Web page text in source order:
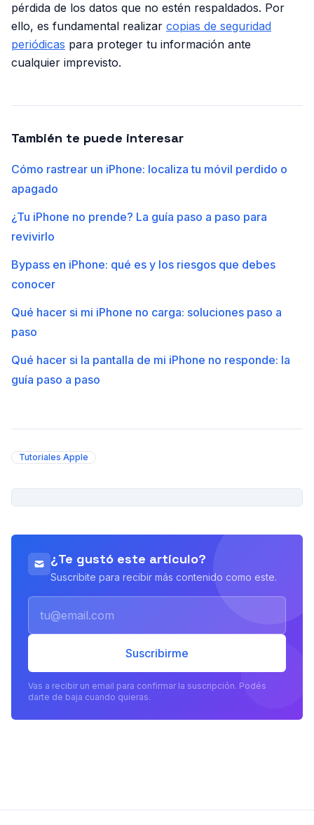
pérdida de los datos que no estén respaldados. Por
ello, es fundamental realizar copias de seguridad
periódicas para proteger tu información ante
cualquier imprevisto.
También te puede interesar
Cómo rastrear un iPhone: localiza tu móvil perdido o
apagado
¿Tu iPhone no prende? La guía paso a paso para
revivirlo
Bypass en iPhone: qué es y los riesgos que debes
conocer
Qué hacer si mi iPhone no carga: soluciones paso a
paso
Qué hacer si la pantalla de mi iPhone no responde: la
guía paso a paso
Tutoriales Apple
¿Te gustó este artículo?
Suscribite para recibir más contenido como este.
Suscribirme
Vas a recibir un email para confirmar la suscripción. Podés
darte de baja cuando quieras.